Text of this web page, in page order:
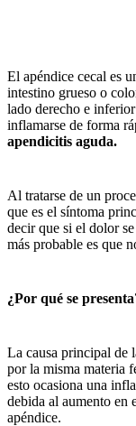
El apéndice cecal es
intestino grueso o
lado derecho e
inflamarse de forma
apendicitis aguda.
Al tratarse de un
que es el síntoma
decir que si el dolor
más probable es que
¿Por qué se
La causa principal de
por la misma materia
esto ocasiona una
debida al aumento en
apéndice.